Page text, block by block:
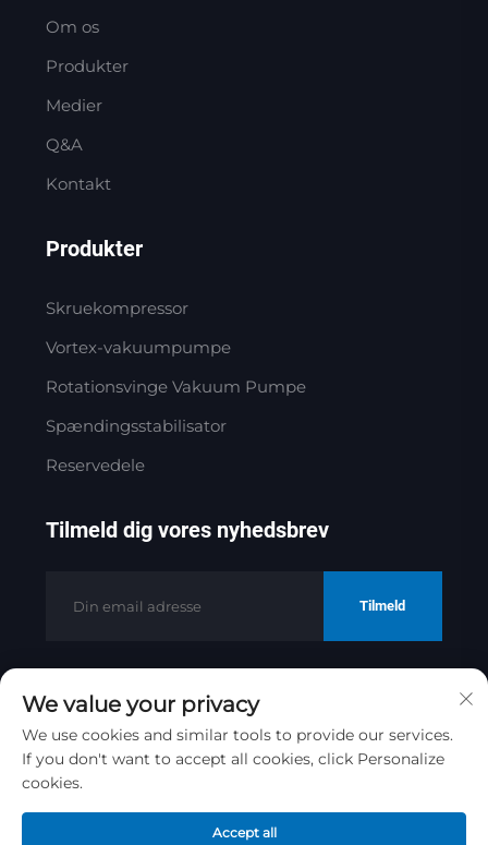
Om os
Produkter
Medier
Q&A
Kontakt
Produkter
Skruekompressor
Vortex-vakuumpumpe
Rotationsvinge Vakuum Pumpe
Spændingsstabilisator
Reservedele
Tilmeld dig vores nyhedsbrev
Tilmeld
Copyright © 2025 af Jinan Golden
Bridge Precision Machinery Co.ltd
Privatlivspolitik
Rul til toppen
We value your privacy
We use cookies and similar tools to provide our services.
If you don't want to accept all cookies, click Personalize
cookies.
Accept all